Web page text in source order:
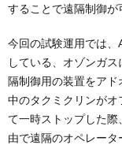
することで遠隔制御が
今回の試験運用では
している、オゾンガ
隔制御用の装置をア
中のタクミクリンが
て一時ストップした
由で遠隔のオペレー